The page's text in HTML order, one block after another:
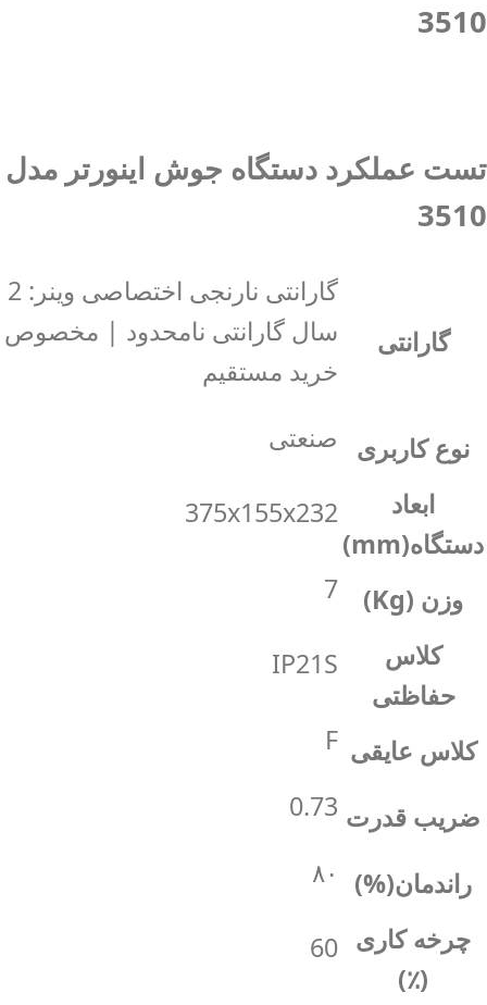
3510
تست عملکرد دستگاه جوش اینورتر مدل
3510
گارانتی
گارانتی نارنجی اختصاصی وینر: 2
سال گارانتی نامحدود | مخصوص
خرید مستقیم
نوع کاربری
صنعتی
ابعاد
دستگاه(mm)
375x155x232
وزن (Kg)
7
کلاس
حفاظتی
IP21S
کلاس عایقی F
ضریب قدرت 0.73
راندمان(%)
۸۰
چرخه کاری
(٪)
60